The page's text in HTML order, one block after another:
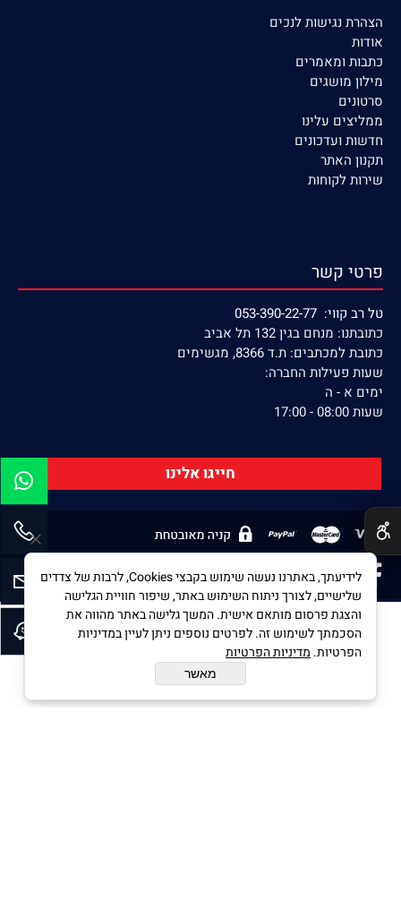
הצהרת נגישות לנכים
אודות
כתבות ומאמרים
מילון מושגים
סרטונים
ממליצים עלינו
חדשות ועדכונים
תקנון האתר
שירות לקוחות
פרטי קשר
טל רב קווי: 053-390-22-77
כתובתנו: מנחם בגין 132 תל אביב
כתובת למכתבים: ת.ד 8366, מגשימים
שעות פעילות החברה:
ימים א - ה
שעות 08:00 - 17:00
חייגו אלינו
PREMERGENCY©All Rights Reserved
בניית אתרים
✕
לידיעתך, באתרנו נעשה שימוש בקבצי Cookies, לרבות של צדדים
שלישיים, לצורך ניתוח השימוש באתר, שיפור חוויית הגלישה
והצגת פרסום מותאם אישית. המשך גלישה באתר מהווה את
הסכמתך לשימוש זה. לפרטים נוספים ניתן לעיין במדיניות
הפרטיות. מדיניות הפרטיות
מאשר